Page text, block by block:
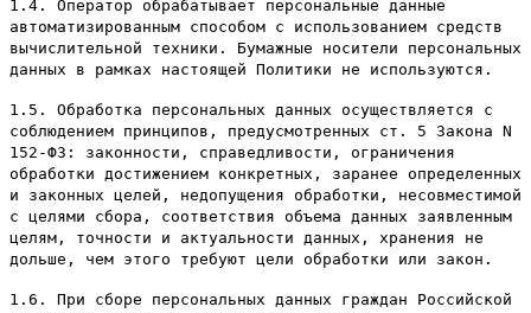
1.4. Оператор обрабатывает персональные данные
автоматизированным способом с использованием средств
вычислительной техники. Бумажные носители персональных
данных в рамках настоящей Политики не используются.
1.5. Обработка персональных данных осуществляется с
соблюдением принципов, предусмотренных ст. 5 Закона N
152-ФЗ: законности, справедливости, ограничения
обработки достижением конкретных, заранее определенных
и законных целей, недопущения обработки, несовместимой
с целями сбора, соответствия объема данных заявленным
целям, точности и актуальности данных, хранения не
дольше, чем этого требуют цели обработки или закон.
1.6. При сборе персональных данных граждан Российской